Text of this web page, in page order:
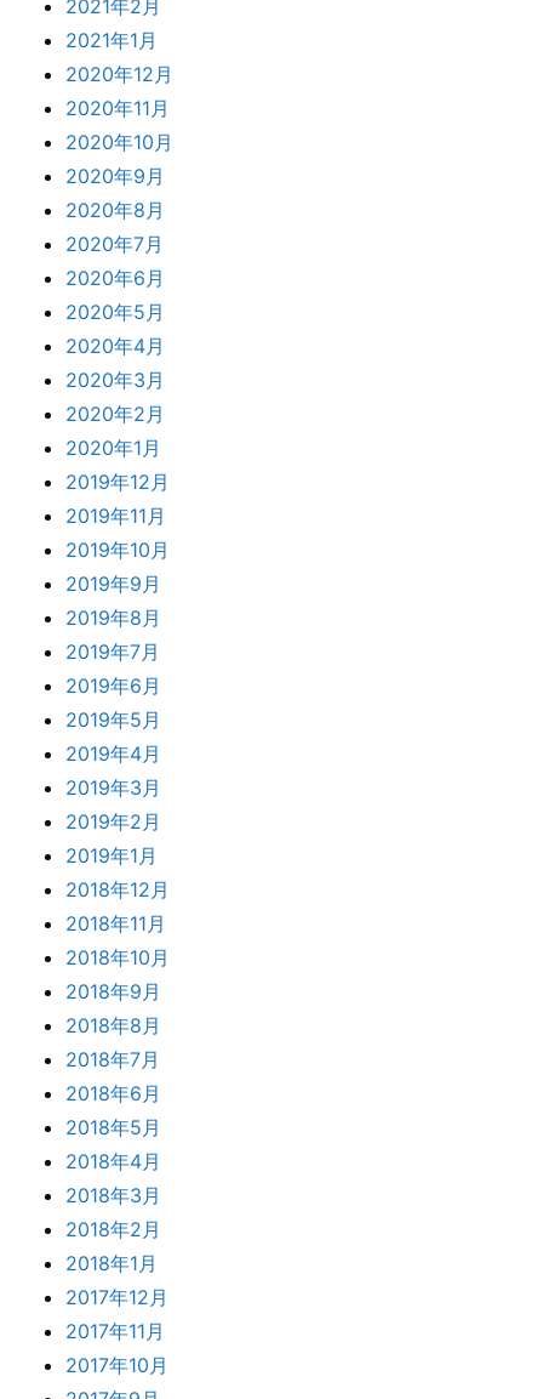
2021年2月
2021年1月
2020年12月
2020年11月
2020年10月
2020年9月
2020年8月
2020年7月
2020年6月
2020年5月
2020年4月
2020年3月
2020年2月
2020年1月
2019年12月
2019年11月
2019年10月
2019年9月
2019年8月
2019年7月
2019年6月
2019年5月
2019年4月
2019年3月
2019年2月
2019年1月
2018年12月
2018年11月
2018年10月
2018年9月
2018年8月
2018年7月
2018年6月
2018年5月
2018年4月
2018年3月
2018年2月
2018年1月
2017年12月
2017年11月
2017年10月